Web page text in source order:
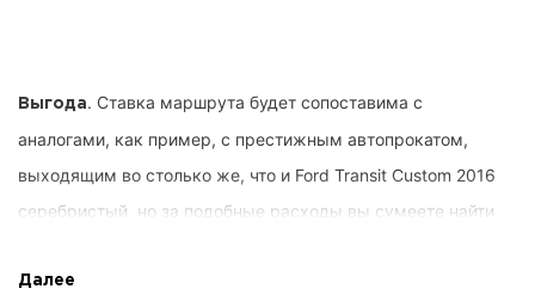
Выгода. Ставка маршрута будет сопоставима с
аналогами, как пример, с престижным автопрокатом,
выходящим во столько же, что и Ford Transit Custom 2016
серебристый, но за подобные расходы вы сумеете найти
и факультативные бонусы от Right Rent. Запросы
Далее